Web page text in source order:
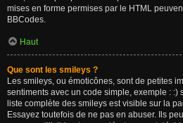
mises en forme permises par le HTML
BBCodes.
Haut
Que sont les smileys ?
Les smileys, ou émoticônes, sont de petites
sentiments avec un code simple, exemple : :)
liste complète des smileys est visible sur la
Essayez toutefois de ne pas en abuser. Ils